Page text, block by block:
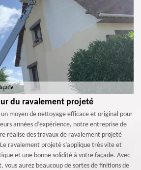
du ravalement projeté
moyen de nettoyage efficace et original pour
années d’expérience, notre entreprise de
réalise des travaux de ravalement projeté
ravalement projeté s’applique très vite et
et une bonne solidité à votre façade. Avec
vous aurez beaucoup de sortes de finitions de